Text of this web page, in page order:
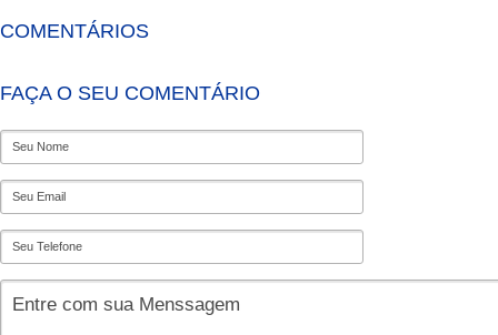
COMENTÁRIOS
FAÇA O SEU COMENTÁRIO